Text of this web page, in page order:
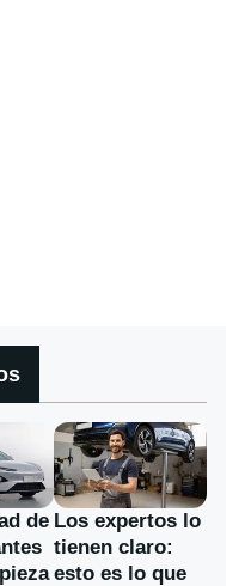
de Los expertos lo
tienen claro:
esto es lo que